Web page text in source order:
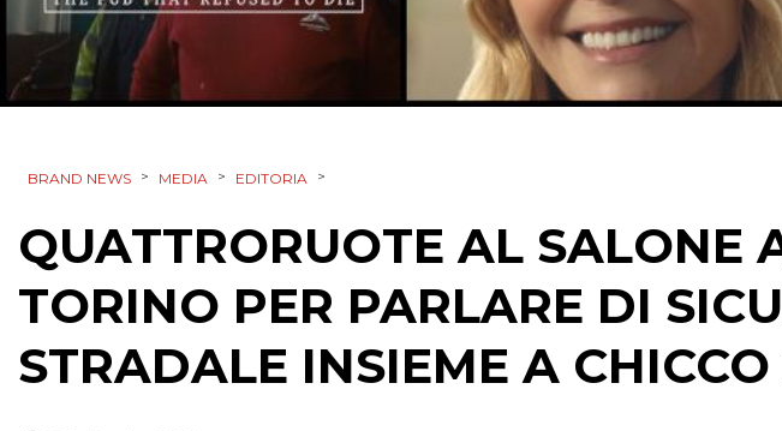
RICERCHE
PREVISIONI/
NORMATIVE
BRAND NEWS > MEDIA > EDITORIA >
QUATTRORUOTE AL SALONE
TORINO PER PARLARE DI
STRADALE INSIEME A